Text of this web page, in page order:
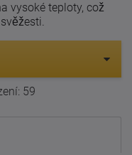
vysoké teploty, což
59